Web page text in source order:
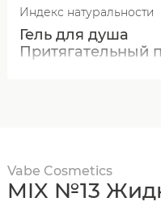
Индекс натуральности
Гель для душа
Притягательный
Vabe Cosmetics
MIX №13